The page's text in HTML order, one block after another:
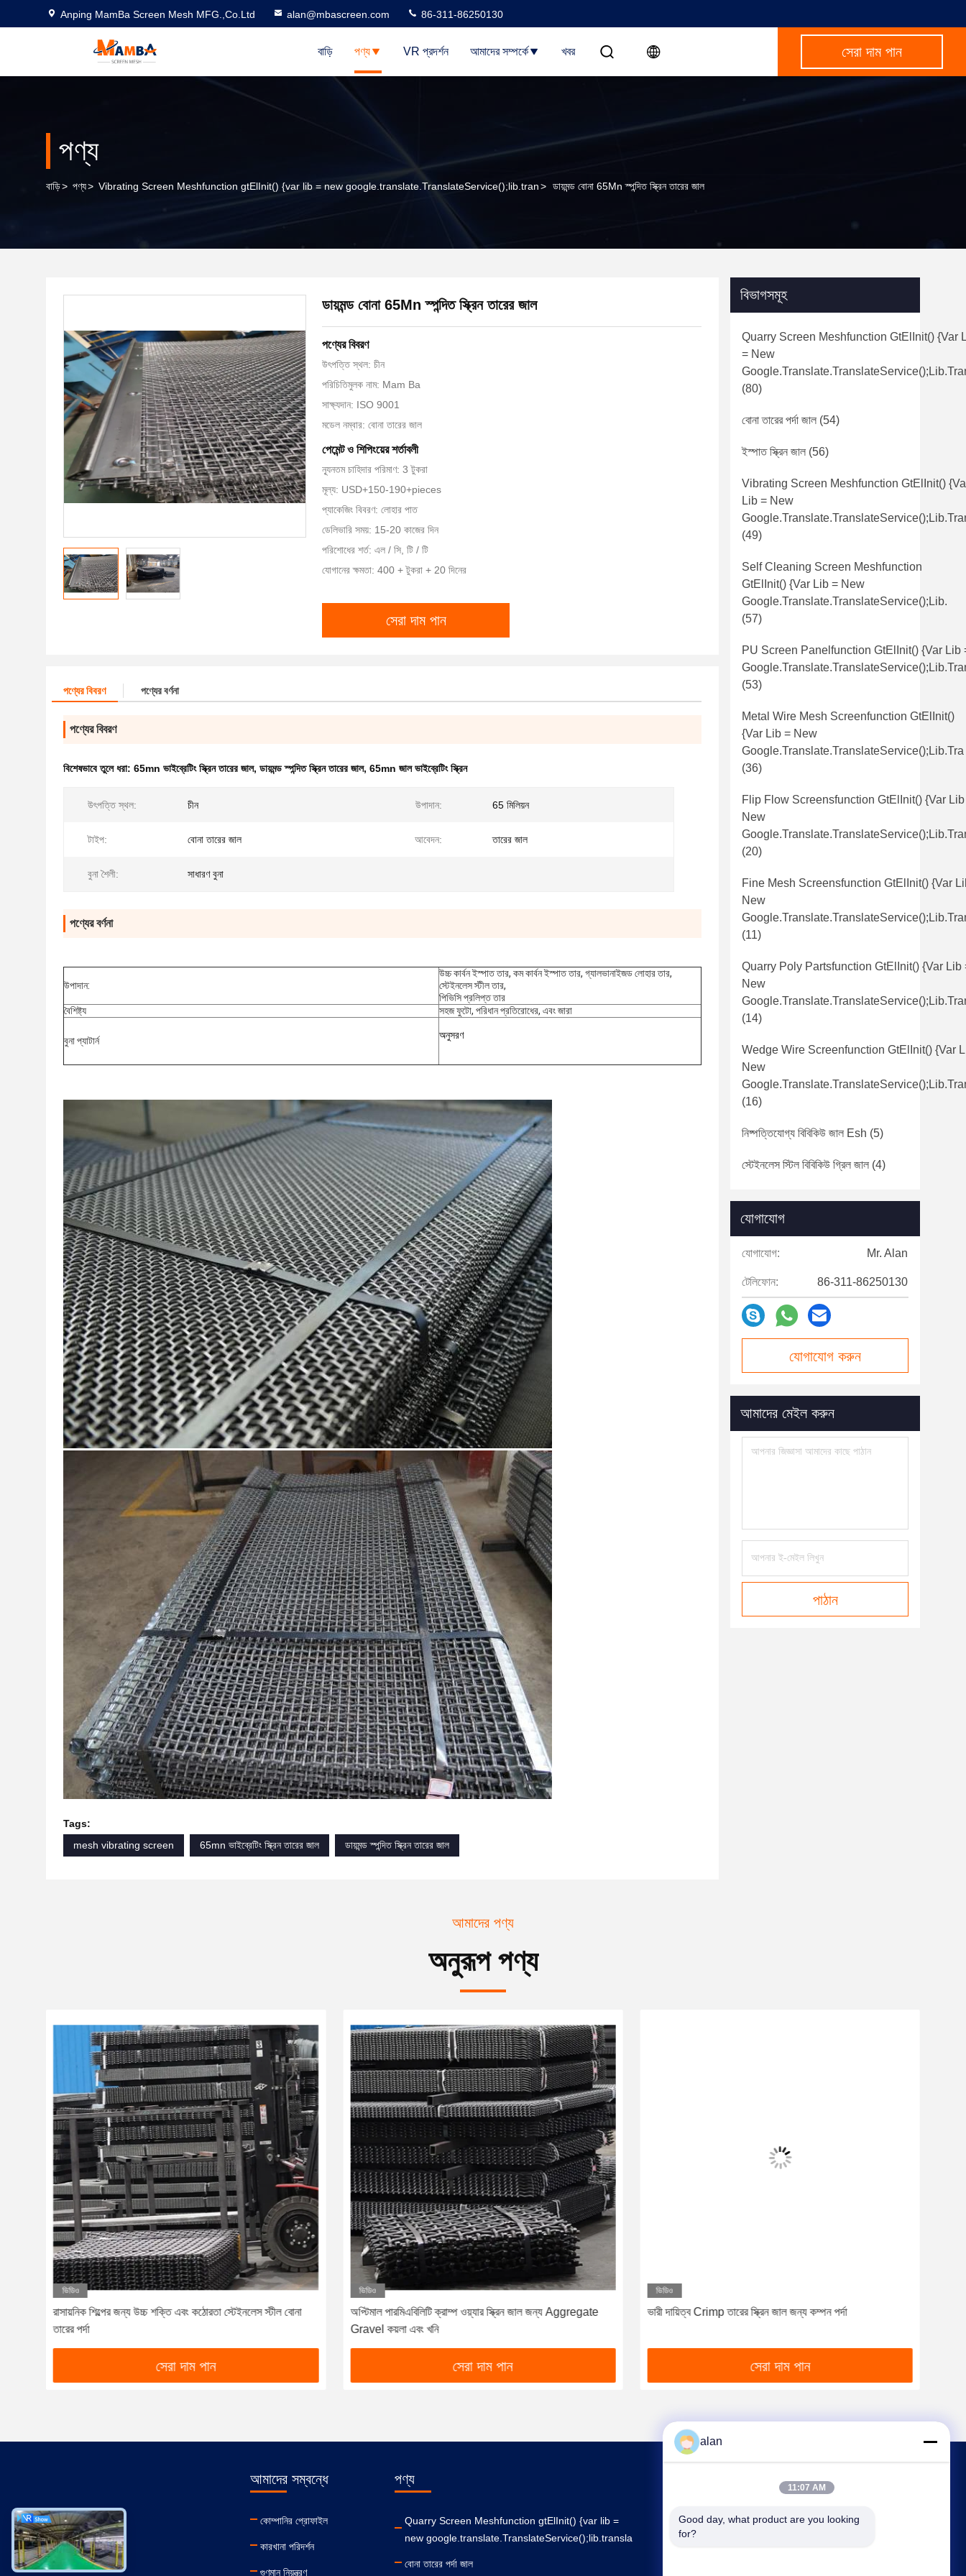
Anping MamBa Screen Mesh MFG.,Co.Ltd alan@mbascreen.com 86-311-86250130
বাড়ি পণ্য VR প্রদর্শন আমাদের সম্পর্কে খবর সেরা দাম পান
পণ্য
বাড়ি> পণ্য> Vibrating Screen Meshfunction gtElInit() {var lib = new google.translate.TranslateService();lib.tran> ডায়মন্ড বোনা 65Mn স্পন্দিত স্ক্রিন তারের জাল
ডায়মন্ড বোনা 65Mn স্পন্দিত স্ক্রিন তারের জাল
পণ্যের বিবরণ
উৎপত্তি স্থল: চীন
পরিচিতিমুলক নাম: Mam Ba
সাক্ষ্যদান: ISO 9001
মডেল নম্বার: বোনা তারের জাল
পেমেন্ট ও শিপিংয়ের শর্তাবলী
ন্যূনতম চাহিদার পরিমাণ: 3 টুকরা
মূল্য: USD+150-190+pieces
প্যাকেজিং বিবরণ: লোহার পাত
ডেলিভারি সময়: 15-20 কাজের দিন
পরিশোধের শর্ত: এল / সি, টি / টি
যোগানের ক্ষমতা: 400 + টুকরা + 20 দিনের
সেরা দাম পান
পণ্যের বিবরণ পণ্যের বর্ণনা
পণ্যের বিবরণ
বিশেষভাবে তুলে ধরা: 65mn ভাইব্রেটিং স্ক্রিন তারের জাল, ডায়মন্ড স্পন্দিত স্ক্রিন তারের জাল, 65mn জাল ভাইব্রেটিং স্ক্রিন
উৎপত্তি স্থল: চীন উপাদান: 65 মিলিয়ন
টাইপ: বোনা তারের জাল আবেদন: তারের জাল
বুনা শৈলী: সাধারণ বুনা
পণ্যের বর্ণনা
উপাদান:
উচ্চ কার্বন ইস্পাত তার, কম কার্বন ইস্পাত তার, গ্যালভানাইজড লোহার তার,
স্টেইনলেস স্টীল তার,
পিভিসি প্রলিপ্ত তার
বৈশিষ্ট্য
সহজ ফুটো, পরিধান প্রতিরোধের, এবং জারা
বুনা প্যাটার্ন অনুসরণ
Tags:
mesh vibrating screen
65mn ভাইব্রেটিং স্ক্রিন তারের জাল ডায়মন্ড স্পন্দিত স্ক্রিন তারের জাল
বিভাগসমূহ
Quarry Screen Meshfunction GtElInit() {var
= New
(80)
বোনা তারের পর্দা জাল (54)
ইস্পাত স্ক্রিন জাল (56)
Vibrating Screen Meshfunction GtElInit()
Lib = New
(49)
Self Cleaning Screen Meshfunction
GtElInit() {var Lib = New
Google.translate.TranslateService();lib.
(57)
PU Screen Panelfunction GtElInit() {var Lib
(53)
Metal Wire Mesh Screenfunction GtElInit()
{var Lib = New
Google.translate.TranslateService();lib.tra
(36)
Flip Flow Screensfunction GtElInit() {var
New
(20)
Fine Mesh Screensfunction GtElInit() {var
New
(11)
Quarry Poly Partsfunction GtElInit() {var Lib
New
(14)
Wedge Wire Screenfunction GtElInit() {var
New
(16)
নিষ্পত্তিযোগ্য বিবিকিউ জাল Esh (5)
স্টেইনলেস স্টিল বিবিকিউ গ্রিল জাল (4)
যোগাযোগ
যোগাযোগ: Mr. Alan
টেলিফোন: 86-311-86250130
যোগাযোগ করুন
আমাদের মেইল ​​করুন
পাঠান
আমাদের পণ্য
অনুরূপ পণ্য
ভিডিও
রাসায়নিক শিল্পের জন্য উচ্চ শক্তি এবং কঠোরতা স্টেইনলেস স্টীল বোনা
তারের পর্দা
সেরা দাম পান
ভিডিও
অপ্টিমাল পারমিএবিলিটি ক্রাম্প ওয়্যার স্ক্রিন জাল জন্য Aggregate
Gravel কয়লা এবং খনি
সেরা দাম পান
ভিডিও
ভারী দায়িত্ব Crimp তারের স্ক্রিন জাল জন্য কম্পন পর্দা
সেরা দাম পান
আমাদের সম্বন্ধে
কোম্পানির প্রোফাইল
কারখানা পরিদর্শন
গুণমান নিয়ন্ত্রণ
পণ্য
Quarry Screen Meshfunction gtElInit() {var lib =
new google.translate.TranslateService();lib.transla
বোনা তারের পর্দা জাল
আমাদের সাথে যোগাযোগ
alan@mbascreen.com
alan
11:07 AM
Good day, what product are you looking
for?